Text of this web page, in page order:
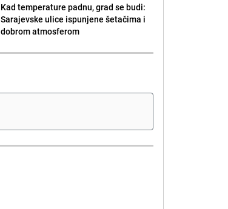
Kad temperature padnu, grad se budi:
Sarajevske ulice ispunjene šetačima i
dobrom atmosferom